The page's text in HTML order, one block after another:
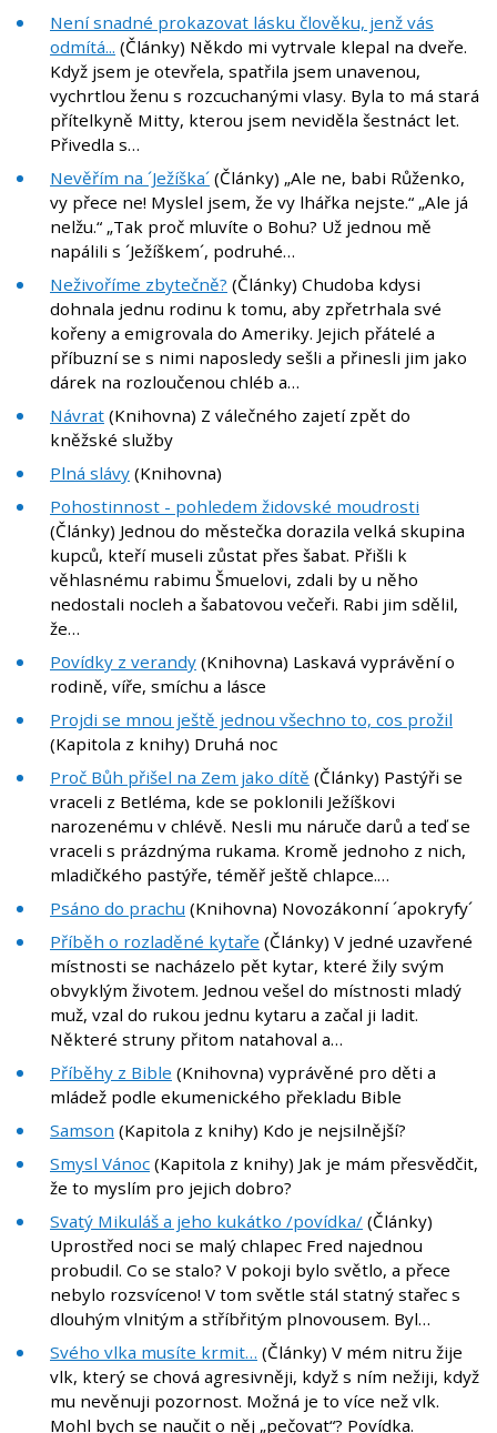
Není snadné prokazovat lásku člověku, jenž vás
odmítá... (Články) Někdo mi vytrvale klepal na dveře.
Když jsem je otevřela, spatřila jsem unavenou,
vychrtlou ženu s rozcuchanými vlasy. Byla to má stará
přítelkyně Mitty, kterou jsem neviděla šestnáct let.
Přivedla s…
Nevěřím na ´Ježíška´ (Články) „Ale ne, babi Růženko,
vy přece ne! Myslel jsem, že vy lhářka nejste.“ „Ale já
nelžu.“ „Tak proč mluvíte o Bohu? Už jednou mě
napálili s ´Ježíškem´, podruhé…
Neživoříme zbytečně? (Články) Chudoba kdysi
dohnala jednu rodinu k tomu, aby zpřetrhala své
kořeny a emigrovala do Ameriky. Jejich přátelé a
příbuzní se s nimi naposledy sešli a přinesli jim jako
dárek na rozloučenou chléb a…
Návrat (Knihovna) Z válečného zajetí zpět do
kněžské služby
Plná slávy (Knihovna)
Pohostinnost - pohledem židovské moudrosti
(Články) Jednou do městečka dorazila velká skupina
kupců, kteří museli zůstat přes šabat. Přišli k
věhlasnému rabimu Šmuelovi, zdali by u něho
nedostali nocleh a šabatovou večeři. Rabi jim sdělil,
že…
Povídky z verandy (Knihovna) Laskavá vyprávění o
rodině, víře, smíchu a lásce
Projdi se mnou ještě jednou všechno to, cos prožil
(Kapitola z knihy) Druhá noc
Proč Bůh přišel na Zem jako dítě (Články) Pastýři se
vraceli z Betléma, kde se poklonili Ježíškovi
narozenému v chlévě. Nesli mu náruče darů a teď se
vraceli s prázdnýma rukama. Kromě jednoho z nich,
mladičkého pastýře, téměř ještě chlapce.…
Psáno do prachu (Knihovna) Novozákonní ´apokryfy´
Příběh o rozladěné kytaře (Články) V jedné uzavřené
místnosti se nacházelo pět kytar, které žily svým
obvyklým životem. Jednou vešel do místnosti mladý
muž, vzal do rukou jednu kytaru a začal ji ladit.
Některé struny přitom natahoval a…
Příběhy z Bible (Knihovna) vyprávěné pro děti a
mládež podle ekumenického překladu Bible
Samson (Kapitola z knihy) Kdo je nejsilnější?
Smysl Vánoc (Kapitola z knihy) Jak je mám přesvědčit,
že to myslím pro jejich dobro?
Svatý Mikuláš a jeho kukátko /povídka/ (Články)
Uprostřed noci se malý chlapec Fred najednou
probudil. Co se stalo? V pokoji bylo světlo, a přece
nebylo rozsvíceno! V tom světle stál statný stařec s
dlouhým vlnitým a stříbřitým plnovousem. Byl…
Svého vlka musíte krmit… (Články) V mém nitru žije
vlk, který se chová agresivněji, když s ním nežiji, když
mu nevěnuji pozornost. Možná je to více než vlk.
Mohl bych se naučit o něj „pečovat“? Povídka.